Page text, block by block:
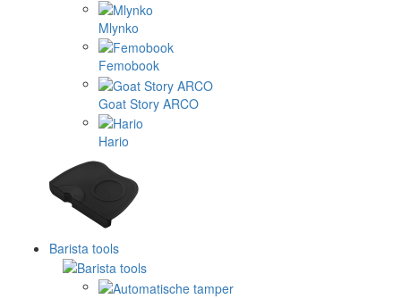
Mlynko
Femobook
Goat Story ARCO
Hario
Barista tools